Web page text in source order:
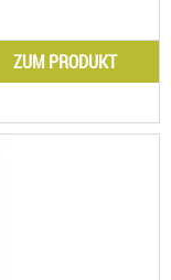
ZUM PRODUKT